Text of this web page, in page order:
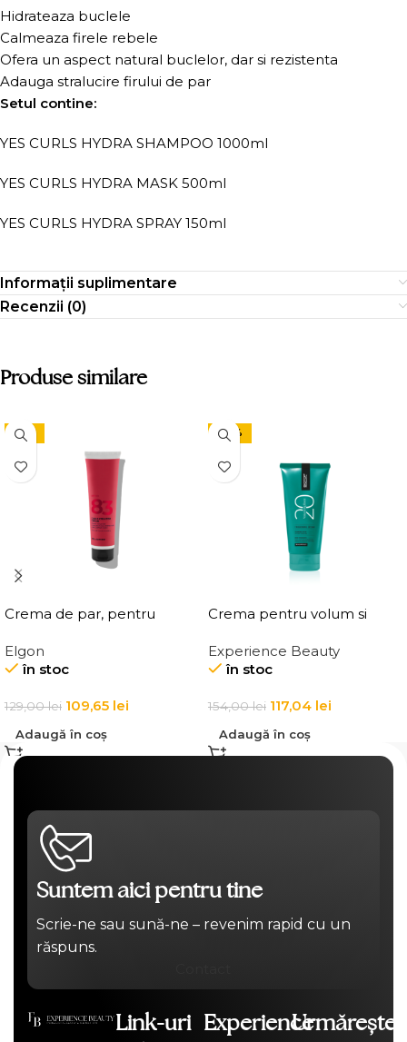
Hidrateaza buclele
Calmeaza firele rebele
Ofera un aspect natural buclelor, dar si rezistenta
Adauga stralucire firului de par
Setul contine:
YES CURLS HYDRA SHAMPOO 1000ml
YES CURLS HYDRA MASK 500ml
YES CURLS HYDRA SPRAY 150ml
Informații suplimentare
Recenzii (0)
Produse similare
-15%
Crema de par, pentru
Affixx 83 Curl Creator
Cream
Elgon
în stoc
129,00lei 109,65 lei
Adaugă în coș
-24%
Crema pentru volum si
Elgon 20 Volumizing
Thickening Cream
Experience Beauty
în stoc
154,00lei 117,04 lei
Adaugă în coș
Suntem aici pentru tine
Scrie-ne sau sună-ne – revenim rapid cu un
răspuns.
Link-uri ExperienceUrmărește-